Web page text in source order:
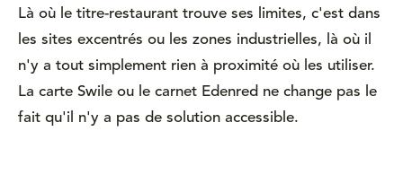
Là où le titre-restaurant trouve ses limites, c'est dans
les sites excentrés ou les zones industrielles, là où il
n'y a tout simplement rien à proximité où les utiliser.
La carte Swile ou le carnet Edenred ne change pas le
fait qu'il n'y a pas de solution accessible.